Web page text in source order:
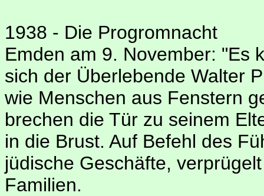
1938 - Die Progromnacht
Emden am 9. November: "Es
sich der Überlebende Walter
wie Menschen aus Fenstern
brechen die Tür zu seinem
in die Brust. Auf Befehl des
jüdische Geschäfte,
Familien.